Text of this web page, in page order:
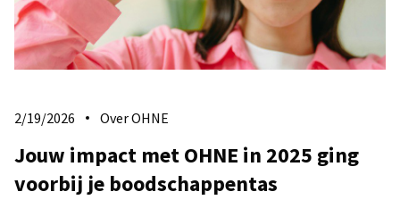
2/19/2026 Over OHNE
Jouw impact met OHNE in 2025 ging
voorbij je boodschappentas